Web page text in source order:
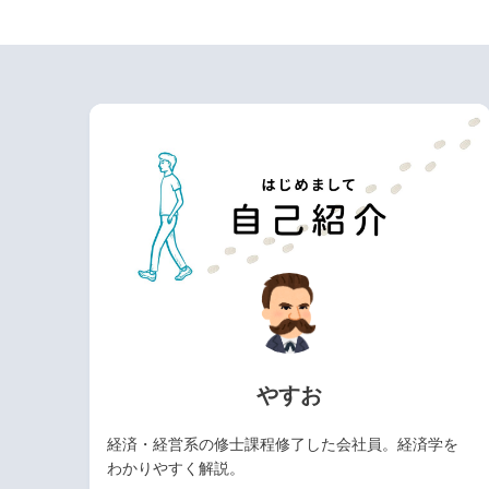
やすお
経済・経営系の修士課程修了した会社員。経済学を
わかりやすく解説。